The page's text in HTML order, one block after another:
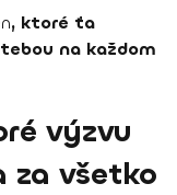
, ktoré ťa
na každom
výzvu
za všetko